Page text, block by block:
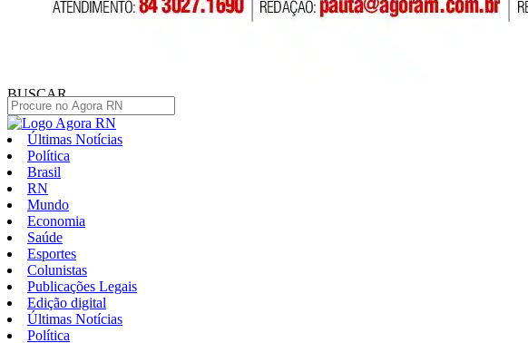
BUSCAR
Últimas Notícias
Política
Brasil
RN
Mundo
Economia
Saúde
Esportes
Colunistas
Publicações Legais
Edição digital
Últimas Notícias
Política